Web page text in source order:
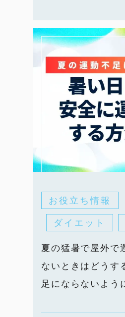
お役立ち情報
ダイエット
夏の猛暑で屋外で
ないときはどうす
足にならないよう